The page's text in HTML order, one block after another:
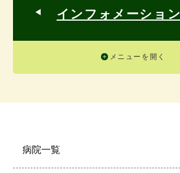
インフォメーション
メニューを開く
病院一覧